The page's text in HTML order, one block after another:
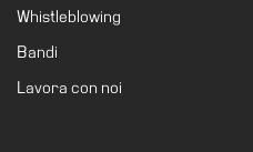
Media
Organizza
Whistleblowing
Bandi
Lavora con noi